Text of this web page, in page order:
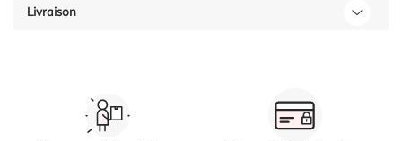
Livraison